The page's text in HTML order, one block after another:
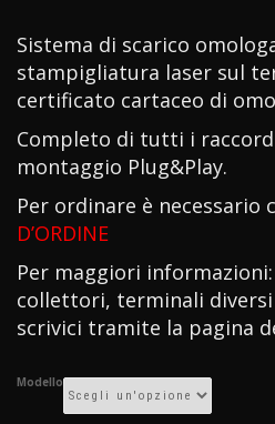
Sistema di scarico
stampigliatura laser sul
certificato cartaceo di
Completo di tutti i
montaggio Plug&Play.
Per ordinare è necessario
D’ORDINE
Per maggiori
collettori, terminali
scrivici tramite la pagina
Modello